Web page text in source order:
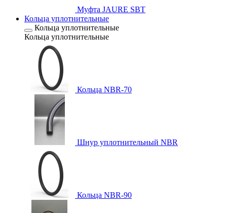
Муфта JAURE SBT
Кольца уплотнительные
Кольца уплотнительные
Кольца уплотнительные
Кольца NBR-70
Шнур уплотнительный NBR
Кольца NBR-90